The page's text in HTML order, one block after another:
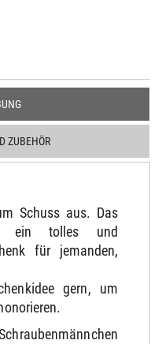
ZUBEHÖR
Schuss aus. Das
ein tolles und
für jemanden,
gern, um